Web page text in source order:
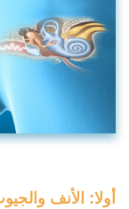
أولا: الأنف